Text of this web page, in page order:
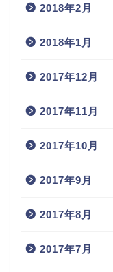
2018年2月
2018年1月
2017年12月
2017年11月
2017年10月
2017年9月
2017年8月
2017年7月